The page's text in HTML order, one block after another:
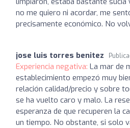
no me quiero ni acordar, me
precisamente económico. No
jose luis torres benitez
Experiencia negativa: La mar de
establecimiento empezó muy
relación calidad/precio y sobre
se ha vuelto caro y malo. La
esperanza de que recuperen la
un tiempo. No obstante, si solo